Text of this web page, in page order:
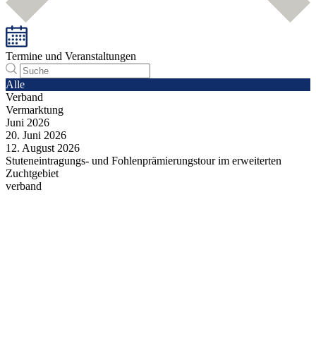
Termine und Veranstaltungen
Alle
Verband
Vermarktung
Juni 2026
20. Juni 2026
12. August 2026
Stuteneintragungs- und Fohlenprämierungstour im erweiterten
Zuchtgebiet
verband